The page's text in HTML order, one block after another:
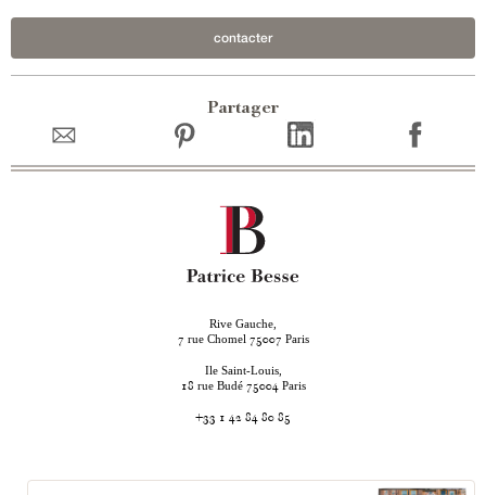
contacter
Partager
Rive Gauche,
7 rue Chomel 75007 Paris
Ile Saint-Louis,
18 rue Budé 75004 Paris
+33 1 42 84 80 85